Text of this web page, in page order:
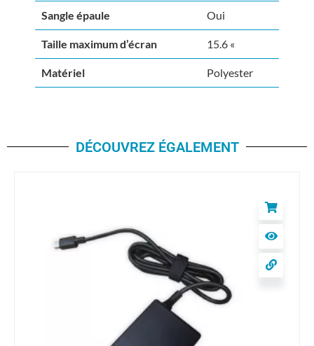
Sangle épaule Oui
Taille maximum d’écran 15.6 «
Matériel Polyester
DÉCOUVREZ ÉGALEMENT